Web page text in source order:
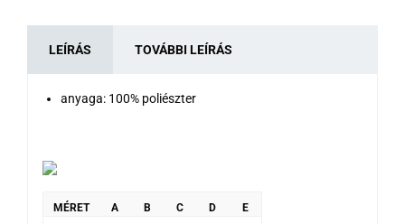
LEÍRÁS TOVÁBBI LEÍRÁS
anyaga: 100% poliészter
MÉRET A B C D E